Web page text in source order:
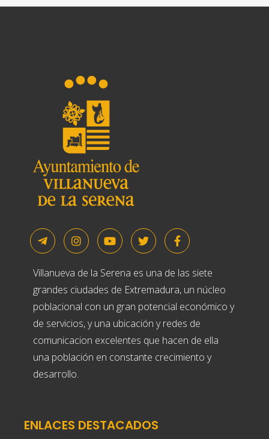
Villanueva de la Serena es una de las siete
grandes ciudades de Extremadura, un núcleo
poblacional con un gran potencial económico y
de servicios, y una ubicación y redes de
comunicacion excelentes que hacen de ella
una población en constante crecimiento y
desarrollo.
ENLACES DESTACADOS